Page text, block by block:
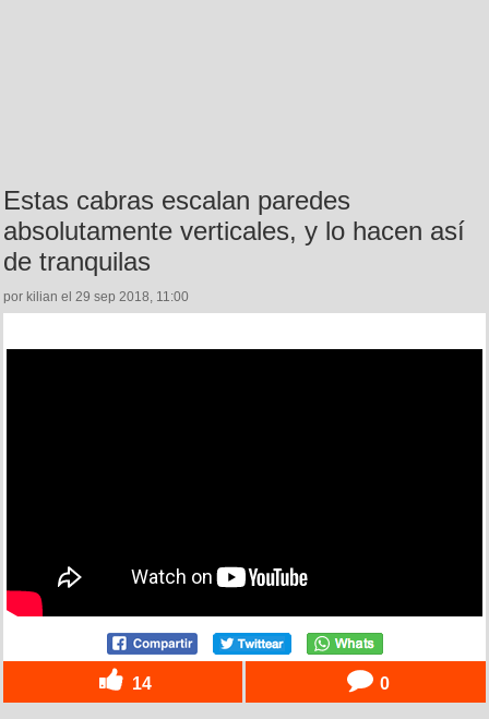
Estas cabras escalan paredes
absolutamente verticales, y lo hacen así
de tranquilas
por kilian el 29 sep 2018, 11:00
14 0